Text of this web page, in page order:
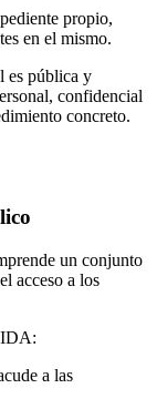
propio,
en el mismo.
pública y
confidencial
concreto.
un conjunto
acceso a los
a las